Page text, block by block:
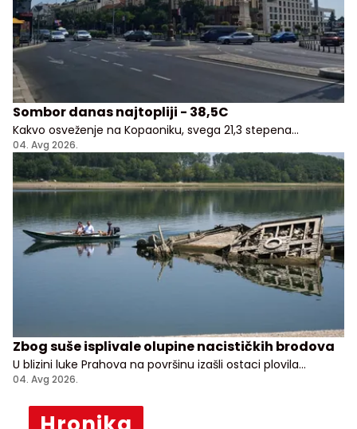
Sombor danas najtopliji - 38,5C
Kakvo osveženje na Kopaoniku, svega 21,3 stepena
Celzijusa!
04. Avg 2026.
Zbog suše isplivale olupine nacističkih brodova
U blizini luke Prahova na površinu izašli ostaci plovila
potopljenih tokom nemačkog povlačenja sa Balkana
04. Avg 2026.